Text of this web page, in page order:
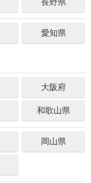
愛知県
大阪府
和歌山県
岡山県